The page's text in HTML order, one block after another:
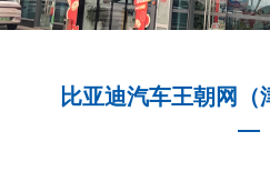
比亚迪汽车王朝网（